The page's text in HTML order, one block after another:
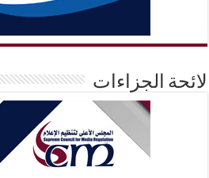
لائحة الجزاءات